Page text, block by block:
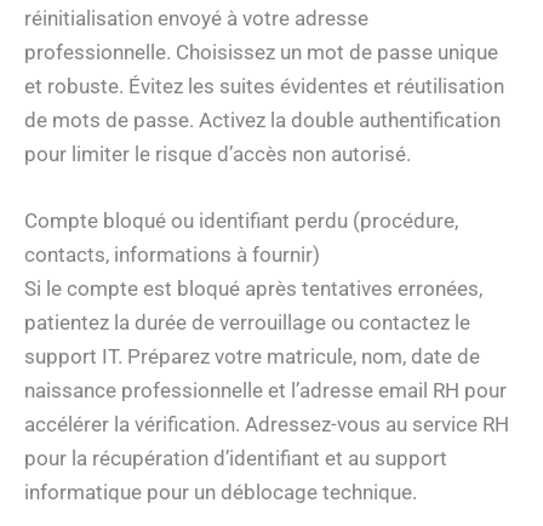
réinitialisation envoyé à votre adresse
professionnelle. Choisissez un mot de passe unique
et robuste. Évitez les suites évidentes et réutilisation
de mots de passe. Activez la double authentification
pour limiter le risque d’accès non autorisé.
Compte bloqué ou identifiant perdu (procédure,
contacts, informations à fournir)
Si le compte est bloqué après tentatives erronées,
patientez la durée de verrouillage ou contactez le
support IT. Préparez votre matricule, nom, date de
naissance professionnelle et l’adresse email RH pour
accélérer la vérification. Adressez-vous au service RH
pour la récupération d’identifiant et au support
informatique pour un déblocage technique.